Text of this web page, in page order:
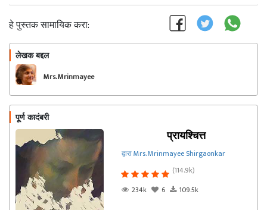
हे पुस्तक सामायिक करा:
लेखक बद्दल
Mrs. Mrinmayee
Shirgaonkar
पूर्ण कादंबरी
प्रायश्चित्त
द्वारा Mrs. Mrinmayee Shirgaonkar
(114.9k)
234k
6 109.5k